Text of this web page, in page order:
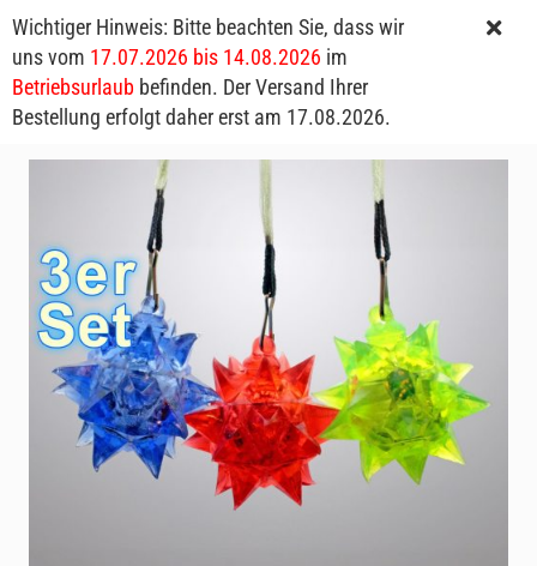
Wichtiger Hinweis: Bitte beachten Sie, dass wir
uns vom 17.07.2026 bis 14.08.2026 im
Betriebsurlaub befinden. Der Versand Ihrer
Bestellung erfolgt daher erst am 17.08.2026.
LED-Sternanhänger I Blinkende LED-Sternenanhänger Halskette